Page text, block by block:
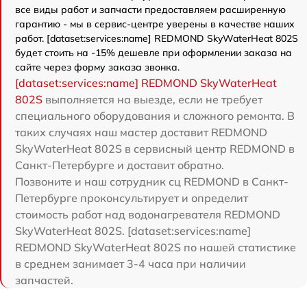
все виды работ и запчасти предоставляем расширенную
гарантию - мы в сервис-центре уверены в качестве наших
работ. [dataset:services:name] REDMOND SkyWaterHeat 802S
будет стоить на -15% дешевле при оформлении заказа на
сайте через форму заказа звонка.
[dataset:services:name] REDMOND SkyWaterHeat
802S выполняется на выезде, если не требует
специального оборудования и сложного ремонта. В
таких случаях наш мастер доставит REDMOND
SkyWaterHeat 802S в сервисный центр REDMOND в
Санкт-Петербурге и доставит обратно.
Позвоните и наш сотрудник сц REDMOND в Санкт-
Петербурге проконсультирует и определит
стоимость работ над водонагревателя REDMOND
SkyWaterHeat 802S. [dataset:services:name]
REDMOND SkyWaterHeat 802S по нашей статистике
в среднем занимает 3-4 часа при наличии
запчастей.